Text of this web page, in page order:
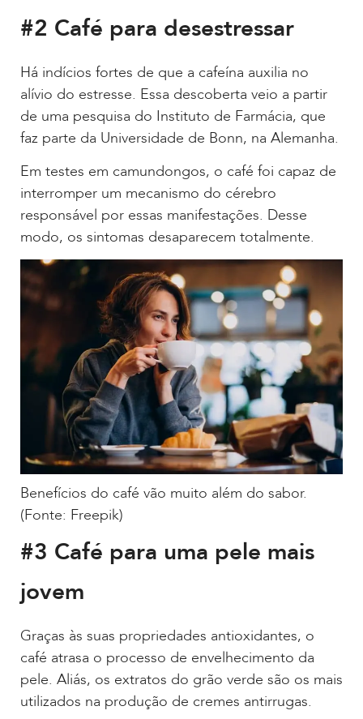
#2 Café para desestressar
Há indícios fortes de que a cafeína auxilia no
alívio do estresse. Essa descoberta veio a partir
de uma pesquisa do Instituto de Farmácia, que
faz parte da Universidade de Bonn, na Alemanha.
Em testes em camundongos, o café foi capaz de
interromper um mecanismo do cérebro
responsável por essas manifestações. Desse
modo, os sintomas desaparecem totalmente.
Benefícios do café vão muito além do sabor.
(Fonte: Freepik)
#3 Café para uma pele mais
jovem
Graças às suas propriedades antioxidantes, o
café atrasa o processo de envelhecimento da
pele. Aliás, os extratos do grão verde são os mais
utilizados na produção de cremes antirrugas.